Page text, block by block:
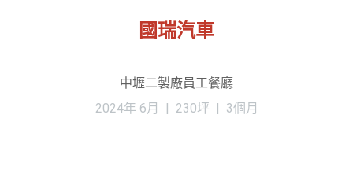
國瑞汽車
中壢二製廠員工餐廳
2024年 6月 | 230坪 | 3個月